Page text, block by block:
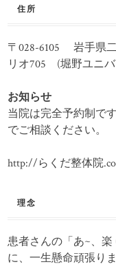
住所
〒028-6105 岩手県
リオ705 (堀野ユニ
お知らせ
当院は完全予約制で
でご相談ください。
http://らくだ整体院
理念
患者さんの「あ~、
に、一生懸命頑張り